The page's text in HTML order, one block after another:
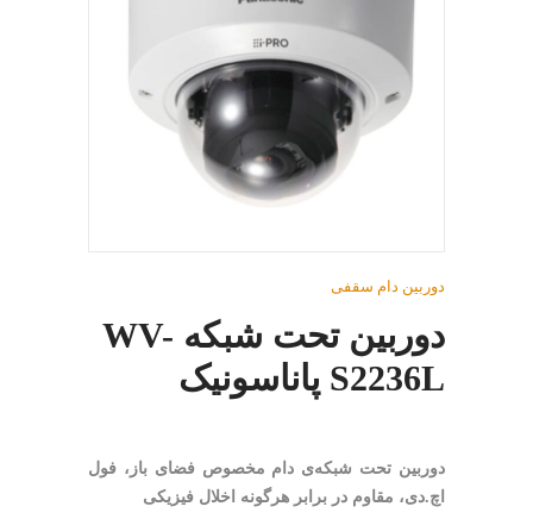
دوربین دام سقفی
دوربین تحت شبکه WV-
S2236L پاناسونیک
دوربین تحت شبکه‌ی دام مخصوص فضای باز، فول
اچ.دی، مقاوم در برابر هرگونه اخلال فیزیکی